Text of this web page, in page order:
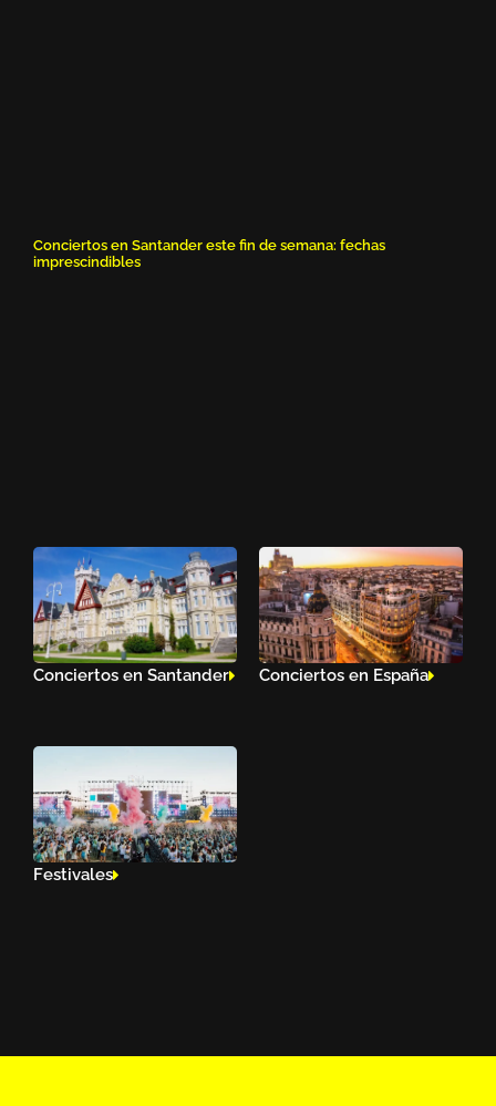
Conciertos en Santander este fin de semana: fechas
imprescindibles
Conciertos en Santander Conciertos en España
Festivales